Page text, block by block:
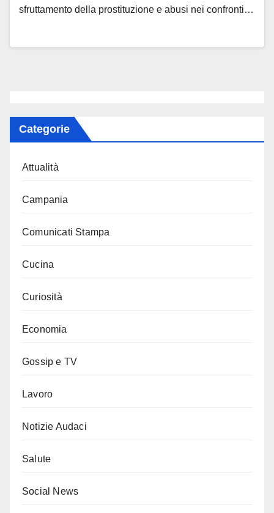
sfruttamento della prostituzione e abusi nei confronti…
Categorie
Attualità
Campania
Comunicati Stampa
Cucina
Curiosità
Economia
Gossip e TV
Lavoro
Notizie Audaci
Salute
Social News